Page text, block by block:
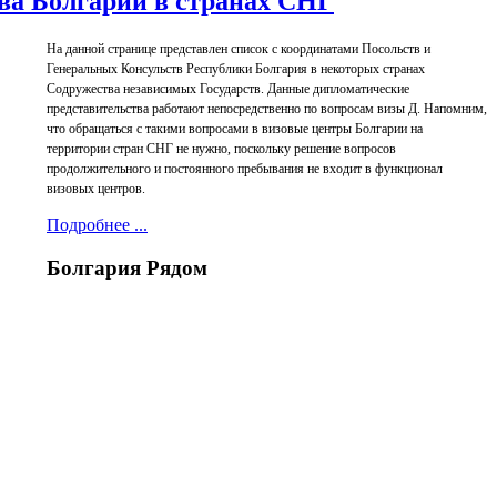
На данной странице представлен список с координатами Посольств и
Генеральных Консульств Республики Болгария в некоторых странах
Содружества независимых Государств. Данные дипломатические
представительства работают непосредственно по вопросам визы Д. Напомним,
что обращаться с такими вопросами в визовые центры Болгарии на
территории стран СНГ не нужно, поскольку решение вопросов
продолжительного и постоянного пребывания не входит в функционал
визовых центров.
Подробнее ...
Болгария Рядом